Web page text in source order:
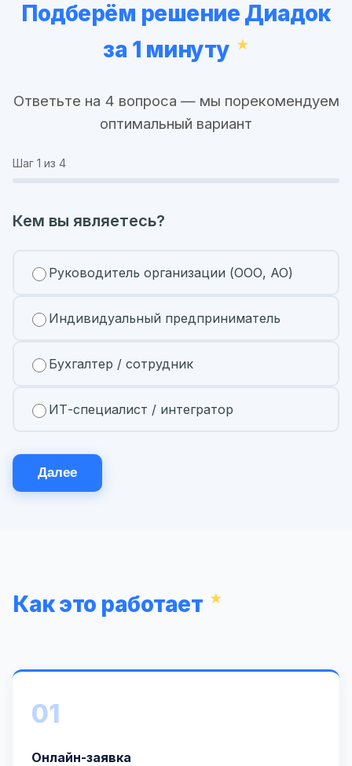
Подберём решение Диадок
за 1 минуту
Ответьте на 4 вопроса — мы порекомендуем
оптимальный вариант
Шаг 1 из 4
Кем вы являетесь?
Руководитель организации (ООО, АО)
Индивидуальный предприниматель
Бухгалтер / сотрудник
ИТ-специалист / интегратор
Далее
Как это работает
01
Онлайн-заявка